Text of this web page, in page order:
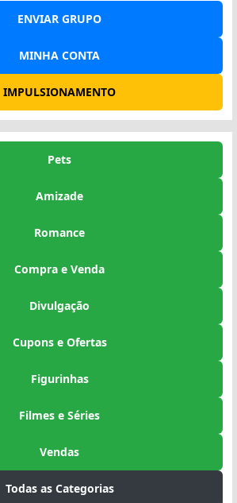
ENVIAR GRUPO
MINHA CONTA
IMPULSIONAMENTO
Pets
Amizade
Romance
Compra e Venda
Divulgação
Cupons e Ofertas
Figurinhas
Filmes e Séries
Vendas
Todas as Categorias